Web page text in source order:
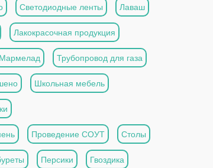
Светодиодные ленты Лаваш
Лакокрасочная продукция
Мармелад Трубопровод для газа
Школьная мебель
Проведение СОУТ Столы
Персики Гвоздика